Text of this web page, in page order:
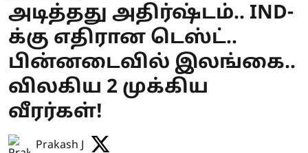
அடித்தது அதிர்ஷ்டம்.. IND-
க்கு எதிரான டெஸ்ட்..
பின்னடைவில் இலங்கை..
விலகிய 2 முக்கிய
வீரர்கள்!
Prakash J